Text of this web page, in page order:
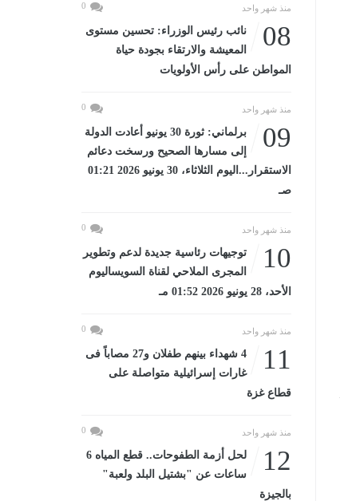
منذ شهر واحد 0
08
نائب رئيس الوزراء: تحسين مستوى
المعيشة والارتقاء بجودة حياة
المواطن على رأس الأولويات
منذ شهر واحد 0
09
برلماني: ثورة 30 يونيو أعادت الدولة
إلى مسارها الصحيح ورسخت دعائم
الاستقرار...اليوم الثلاثاء، 30 يونيو 2026 01:21
صـ
منذ شهر واحد 0
10
توجيهات رئاسية جديدة لدعم وتطوير
المجرى الملاحي لقناة السويساليوم
الأحد، 28 يونيو 2026 01:52 مـ
منذ شهر واحد 0
11
4 شهداء بينهم طفلان و27 مصاباً فى
غارات إسرائيلية متواصلة على
قطاع غزة
منذ شهر واحد 0
12
لحل أزمة الطفوحات.. قطع المياه 6
ساعات عن "بشتيل البلد ولعبة"
بالجيزة